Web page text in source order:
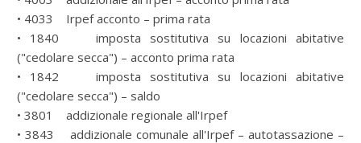
• 4033 Irpef acconto – prima rata
• 1840 imposta sostitutiva su locazioni abitative
("cedolare secca") – acconto prima rata
• 1842 imposta sostitutiva su locazioni abitative
("cedolare secca") – saldo
• 3801 addizionale regionale all'Irpef
• 3843 addizionale comunale all'Irpef – autotassazione –